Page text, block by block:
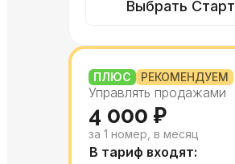
Выбрать Старт
ПЛЮС РЕКОМЕНДУЕМ
Управлять продажами
4 000 ₽
за 1 номер, в месяц
В тариф входят: